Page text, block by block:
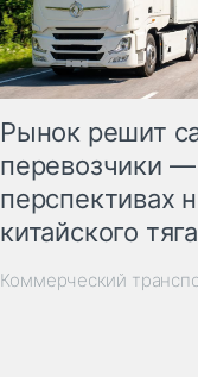
Рынок решит
перевозчики
перспективах
китайского
Коммерческий